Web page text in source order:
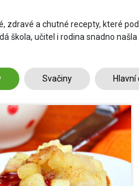
zdravé a chutné recepty, které
škola, učitel i rodina snadno
Svačiny Hlavní